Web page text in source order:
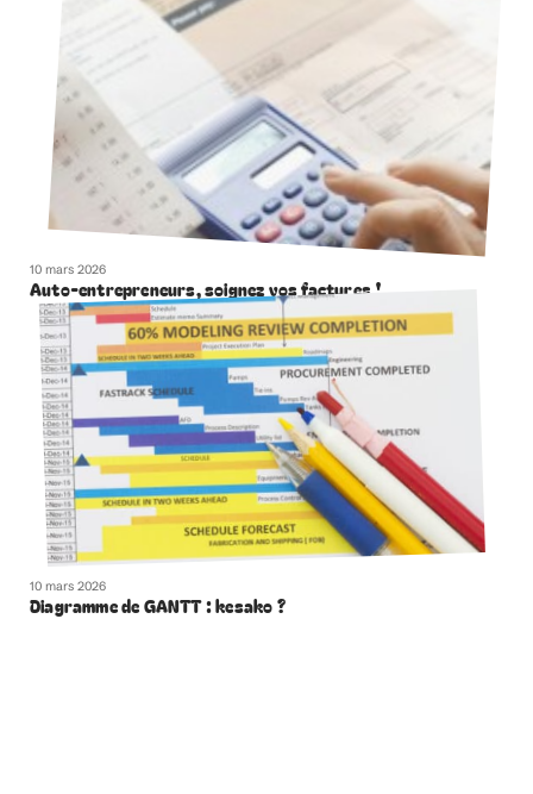
10 mars 2026
Auto-entrepreneurs, soignez vos factures !
10 mars 2026
Diagramme de GANTT : kesako ?